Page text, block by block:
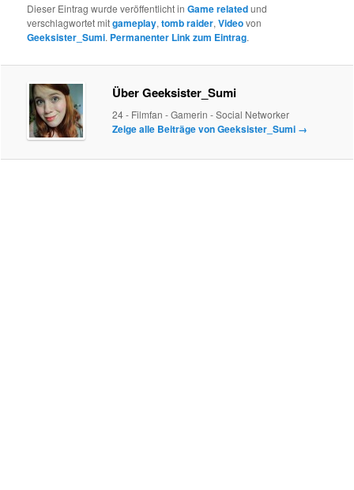
Dieser Eintrag wurde veröffentlicht inGame relatedund
verschlagwortet mitgameplay,tomb raider,Videovon
Geeksister_Sumi. Permanenter Link zum Eintrag.
Über Geeksister_Sumi
24 - Filmfan - Gamerin - Social Networker
Zeige alle Beiträge von Geeksister_Sumi →